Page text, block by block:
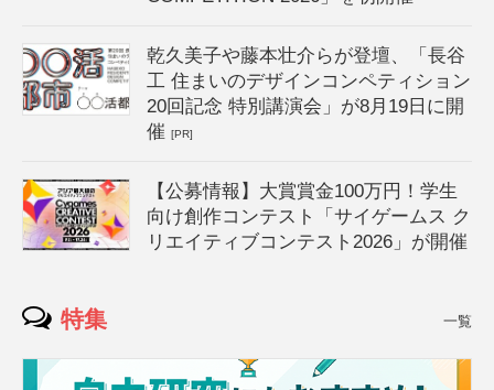
乾久美子や藤本壮介らが登壇、「長谷
工 住まいのデザインコンペティション
20回記念 特別講演会」が8月19日に開
催[PR]
【公募情報】大賞賞金100万円！学生
向け創作コンテスト「サイゲームス ク
リエイティブコンテスト2026」が開催
特集 一覧